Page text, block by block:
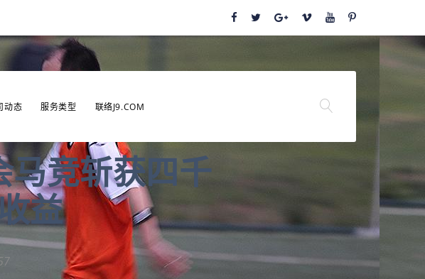
动态 服务类型 联络J9.COM
马竞斩获四千
益